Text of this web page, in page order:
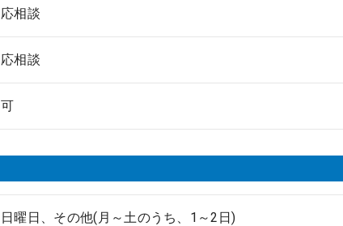
応相談
応相談
可
日曜日、その他(月～土のうち、1～2日)